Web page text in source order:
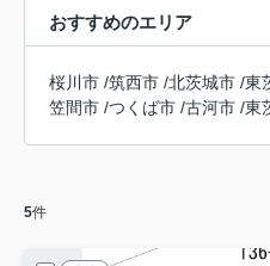
おすすめのエリア
桜川市 /筑西市 /北茨城市 /東
笠間市 /つくば市 /古河市 /東
5件